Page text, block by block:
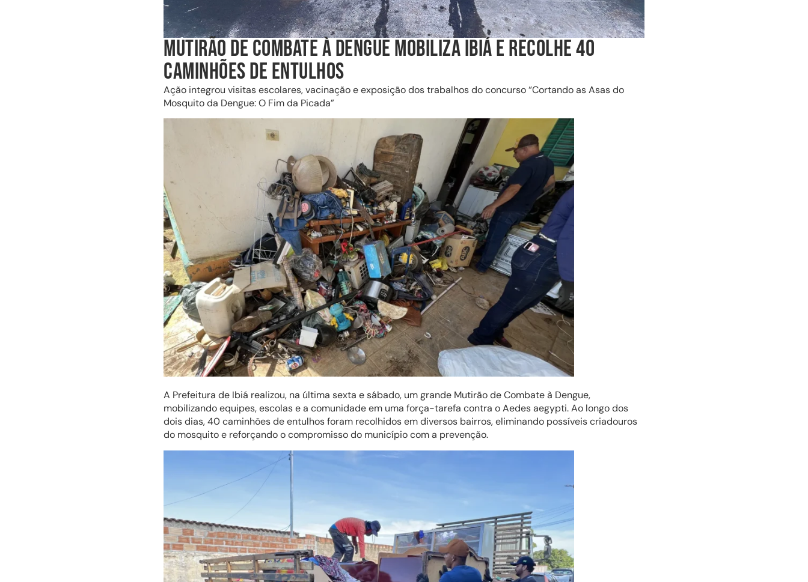
MUTIRÃO DE COMBATE À DENGUE MOBILIZA IBIÁ E RECOLHE 40
CAMINHÕES DE ENTULHOS
Ação integrou visitas escolares, vacinação e exposição dos trabalhos do concurso “Cortando as Asas do
Mosquito da Dengue: O Fim da Picada”
A Prefeitura de Ibiá realizou, na última sexta e sábado, um grande Mutirão de Combate à Dengue,
mobilizando equipes, escolas e a comunidade em uma força-tarefa contra o Aedes aegypti. Ao longo dos
dois dias, 40 caminhões de entulhos foram recolhidos em diversos bairros, eliminando possíveis criadouros
do mosquito e reforçando o compromisso do município com a prevenção.